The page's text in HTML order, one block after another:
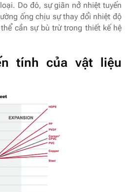
Do đó, sự giãn nở nhiệt tuyến
ống chịu sự thay đổi nhiệt độ
cần sự bù trừ trong thiết kế hệ
tính của vật liệu